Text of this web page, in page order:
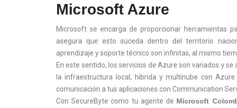
Microsoft Azure
Microsoft se encarga de proporcionar herramientas
asegura que esto suceda dentro del territorio
aprendizaje y soporte técnico son infinitas, al mismo
En este sentido, los servicios de Azure son variados y
la infraestructura local, hibrida y multinube con
comunicación a tus aplicaciones con Communication
Con SecureByte como tu agente de Microsoft